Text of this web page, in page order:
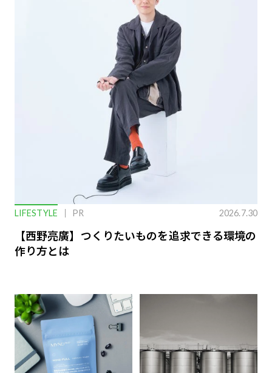
LIFESTYLE PR 2026.7.30
【西野亮廣】つくりたいものを追求できる環境の
作り方とは